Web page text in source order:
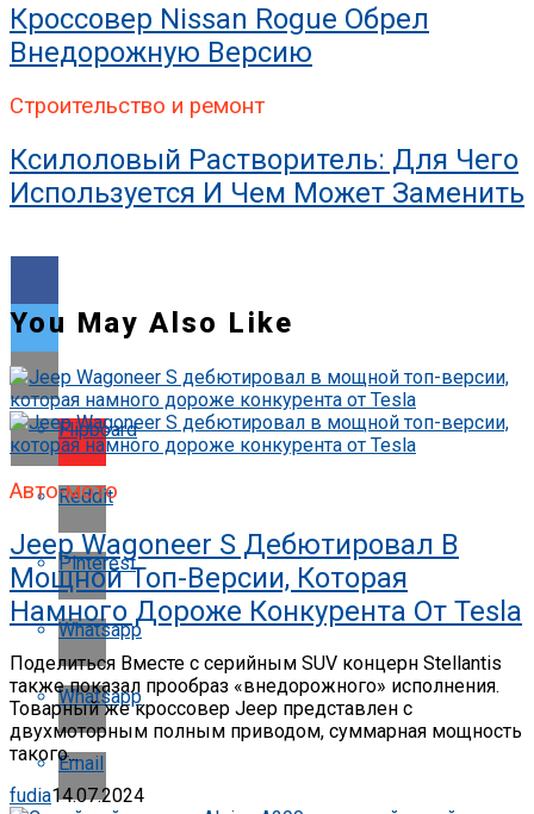
Кроссовер Nissan Rogue Обрел
Внедорожную Версию
Строительство и ремонт
Ксилоловый Растворитель: Для Чего
Используется И Чем Может Заменить
Flipboard
Reddit
Pinterest
Whatsapp
Whatsapp
Email
You May Also Like
Авто-мото
Jeep Wagoneer S Дебютировал В
Мощной Топ-Версии, Которая
Намного Дороже Конкурента От Tesla
Поделиться Вместе с серийным SUV концерн Stellantis
также показал прообраз «внедорожного» исполнения.
Товарный же кроссовер Jeep представлен с
двухмоторным полным приводом, суммарная мощность
такого...
fudia14.07.2024